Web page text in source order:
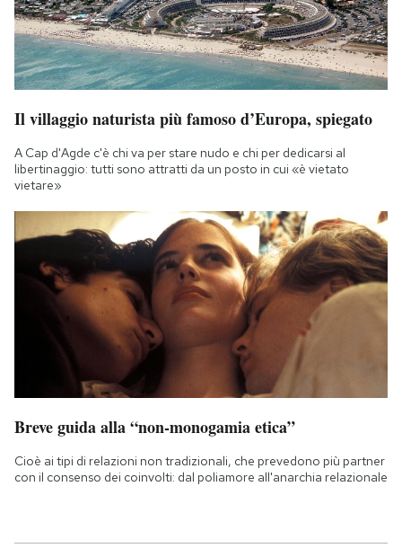
Il villaggio naturista più famoso d’Europa, spiegato
A Cap d'Agde c'è chi va per stare nudo e chi per dedicarsi al
libertinaggio: tutti sono attratti da un posto in cui «è vietato
vietare»
Breve guida alla “non-monogamia etica”
Cioè ai tipi di relazioni non tradizionali, che prevedono più partner
con il consenso dei coinvolti: dal poliamore all'anarchia relazionale